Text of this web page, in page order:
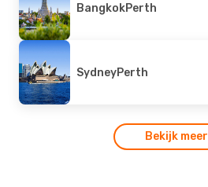
BangkokPerth
SydneyPerth
Bekijk meer